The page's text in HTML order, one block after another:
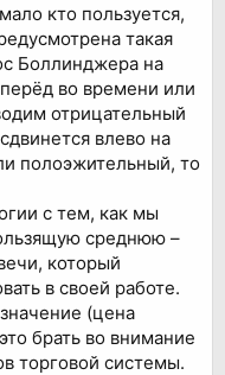
кто пользуется,
такая
Боллинджера на
во времени или
отрицательный
влево на
полоэжительный, то
с тем, как мы
среднюю –
который
в своей работе.
(цена
брать во внимание
торговой системы.